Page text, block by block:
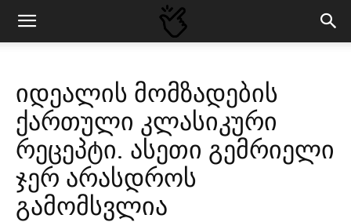
იდეალის მომზადების
ქართული კლასიკური
რეცეპტი. ასეთი გემრიელი
ჯერ არასდროს
გამომსვლია